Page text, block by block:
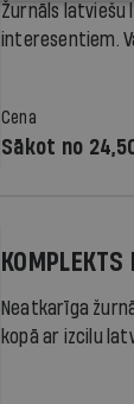
Žurnāls
interesentiem.
Cena
Sākot no
Neatkarīga
kopā ar izcilu